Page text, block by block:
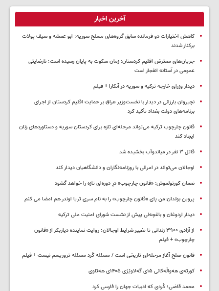
آخرین اخبار
کاهش اختیارات دو فرمانده سابق گروه‌های مسلح سوریه؛ ابو عمشه و سیف پولات
برکنار شدند
جریان‌های معترض اقلیم کردستان: زمان سکوت به پایان رسیده است؛ نارضایتی
عمومی در آستانه انفجار است
دیدار وزرای خارجه ترکیه و سوریه در آنکارا + فیلم
نچیروان بارزانی در دیدار با نخست‌وزیر عراق بر حمایت اقلیم کردستان از اجرای
برنامه‌های دولت بغداد تأکید کرد
قانون چارچوب ترکیه می‌تواند مرحله‌ای تازه برای کردستان سوریه و دستاوردهای زنان
ایجاد کند
قاتل ٣ نفر در میاندوآب بخشیده شد
اوجالان می‌تواند در امرالی با روزنامه‌نگاران و دانشگاهیان دیدار کند
نعمان کورتولموش: «قانون چارچوب» درِ دوره‌ای تازه را خواهد گشود
پروین بولدان:من پای «قانون چارچوب» را به نام سری ثریا اوندر هم امضا می کنم
دیدار اردوغان و باغچه‌لی پیش از نشست شورای امنیت ملی ترکیه
از آزادی ۳۹۰۰ زندانی تا تغییر شرایط اوجالان؛ روایت نماینده دیاربکر از «قانون
چارچوب» + فیلم
قانون صلح آغاز مرحله‌ای تاریخی است / مسئله کُرد مسئله تروریسم نیست + فیلم
کورتەی هەواڵەکانی ۱۵ی گەلاوێژی ۱۴۰۵ی هەتاوی
محمد قاضی؛ کُردی که ادبیات جهان را فارسی کرد